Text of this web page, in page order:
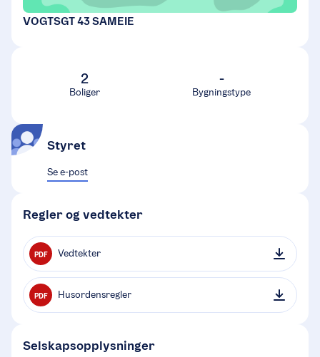
VOGTSGT 43 SAMEIE
2
Boliger
-
Bygningstype
Styret
Se e-post
Regler og vedtekter
PDF Vedtekter
PDF Husordensregler
Selskapsopplysninger